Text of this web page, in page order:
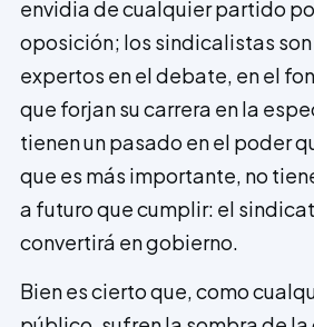
envidia de cualquier partido
oposición; los sindicalistas
expertos en el debate, en el
que forjan su carrera en la
tienen un pasado en el poder
que es más importante, no
a futuro que cumplir: el
convertirá en gobierno.
Bien es cierto que, como